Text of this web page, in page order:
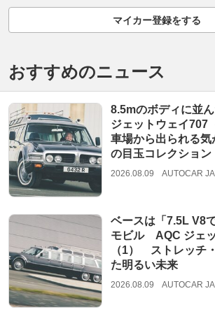
マイカー登録をする
おすすめのニュース
8.5mのボディに並
ジェットウェイ
車場から出られる
の目玉コレクション
2026.08.09 AUTOCAR
ベースは「7.5L V8
モビル AQC ジェ
（1） ストレッチ
た明るい未来
2026.08.09 AUTOCAR